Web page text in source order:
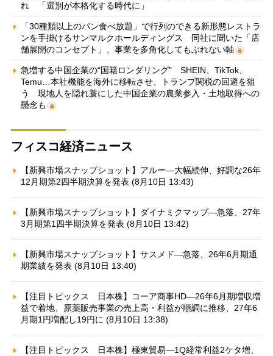
れ 「選別が本格化する時代に」
「30種類以上のパン食べ放題」で行列のできる新形態レストラ
ンを手掛けるサンマルクホールディングス 同社に聞いた「店
舗展開のコンセプト」、事業を多角化してもぶれない軸
急増する中国企業の“国籍ロンダリング” SHEIN、TikTok、
Temu…本社機能を海外に移転させ、トランプ関税の回避を狙
う 現地人を隠れ蓑にした中国企業の農業参入・土地取得への
懸念も
フィスコ経済ニュース
【新興市場スナップショット】アルー—大幅続伸、好調な26年
12月期第2四半期決算を発表 (8月10日 13:43)
【新興市場スナップショット】ダイナミクマップ—急落、27年
3月期第1四半期決算を発表 (8月10日 13:42)
【新興市場スナップショット】サスメド—急落、26年6月期通
期業績を発表 (8月10日 13:40)
【注目トピックス 日本株】コーア商事HD—26年6月期増収増
益で着地、原薬販売事業の売上高・利益が順調に推移、27年6
月期1円増配し19円に (8月10日 13:38)
【注目トピックス 日本株】極東貿易—1Q経常利益2ケタ増、